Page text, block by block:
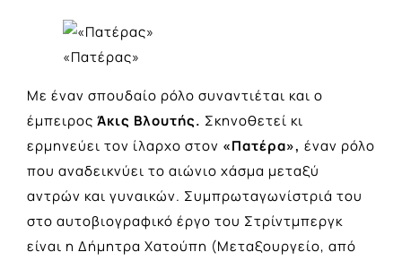
«Πατέρας»
Με έναν σπουδαίο ρόλο συναντιέται και ο
έμπειρος Άκις Βλουτής. Σκηνοθετεί κι
ερμηνεύει τον ίλαρχο στον «Πατέρα», έναν ρόλο
που αναδεικνύει το αιώνιο χάσμα μεταξύ
αντρών και γυναικών. Συμπρωταγωνίστριά του
στο αυτοβιογραφικό έργο του Στρίντμπεργκ
είναι η Δήμητρα Χατούπη (Μεταξουργείο, από